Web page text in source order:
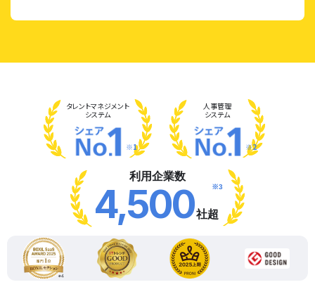
タレントマネジメント
システム
※1
人事管理
システム
※2
利用企業数
4,500社超
※3